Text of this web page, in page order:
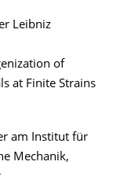
Leibniz
of
at Finite Strains
am Institut für
Mechanik,